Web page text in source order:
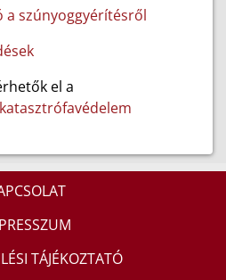
a szúnyoggyérítésről
el a
katasztrófavédelem
TÁJÉKOZTATÓ